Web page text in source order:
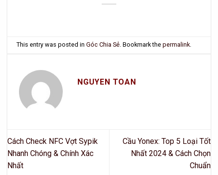
This entry was posted inGóc Chia Sẻ. Bookmark thepermalink.
NGUYEN TOAN
Cách Check NFC Vợt Sypik
Nhanh Chóng & Chính Xác
Nhất
Cầu Yonex: Top 5 Loại Tốt
Nhất 2024 & Cách Chọn
Chuẩn